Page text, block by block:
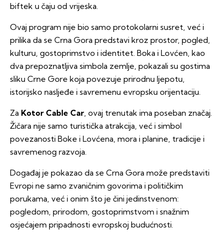
biftek u čaju od vrijeska.
Ovaj program nije bio samo protokolarni susret, već i
prilika da se Crna Gora predstavi kroz prostor, pogled,
kulturu, gostoprimstvo i identitet. Boka i Lovćen, kao
dva prepoznatljiva simbola zemlje, pokazali su gostima
sliku Crne Gore koja povezuje prirodnu ljepotu,
istorijsko nasljeđe i savremenu evropsku orijentaciju.
Za Kotor Cable Car , ovaj trenutak ima poseban značaj.
Žičara nije samo turistička atrakcija, već i simbol
povezanosti Boke i Lovćena, mora i planine, tradicije i
savremenog razvoja.
Događaj je pokazao da se Crna Gora može predstaviti
Evropi ne samo zvaničnim govorima i političkim
porukama, već i onim što je čini jedinstvenom:
pogledom, prirodom, gostoprimstvom i snažnim
osjećajem pripadnosti evropskoj budućnosti.